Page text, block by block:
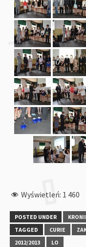
Wyświetleń: 1 460
POSTED UNDER
TAGGED
CURIE
2012/2013
LO